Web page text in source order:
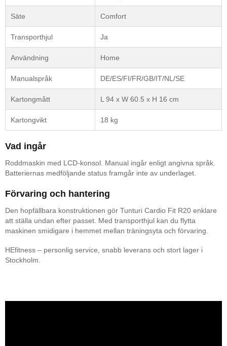
Säte Comfort
Transporthjul Ja
Användning Home
Manualspråk DE/ES/FI/FR/GB/IT/NL/SE
Kartongmått L 94 x W 60.5 x H 16 cm
Kartongvikt 18 kg
Vad ingår
Roddmaskin med LCD-konsol. Manual ingår enligt angivna språk.
Batteriernas medföljande status framgår inte av underlaget.
Förvaring och hantering
Den hopfällbara konstruktionen gör Tunturi Cardio Fit R20 enklare
att ställa undan efter passet. Med transporthjul kan du flytta
maskinen smidigare i hemmet mellan träningsyta och förvaring.
HEfitness – personlig service, snabb leverans och stort lager i
Stockholm.